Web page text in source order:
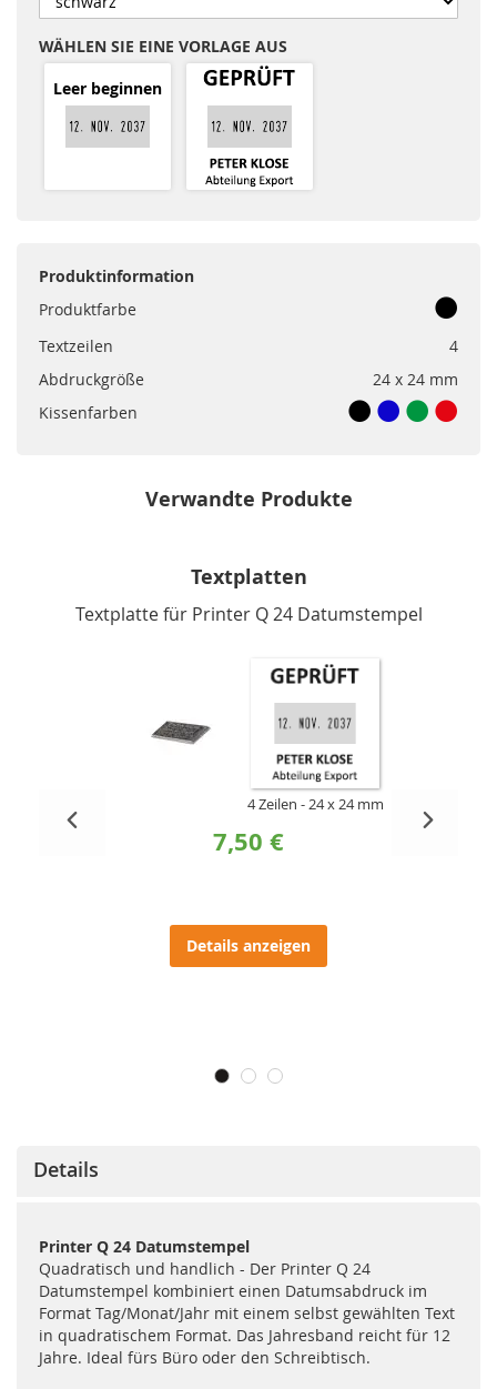
WÄHLEN SIE EINE VORLAGE AUS
Leer beginnen
Produktinformation
Produktfarbe
Textzeilen
4
Abdruckgröße
24 x 24 mm
Kissenfarben
Verwandte Produkte
Textplatten
Textplatte für Printer Q 24 Datumstempel
4 Zeilen 24 x 24 mm
7,50 €
Details anzeigen
Details
Printer Q 24 Datumstempel
Quadratisch und handlich - Der Printer Q 24
Datumstempel kombiniert einen Datumsabdruck im
Format Tag/Monat/Jahr mit einem selbst gewählten Text
in quadratischem Format. Das Jahresband reicht für 12
Jahre. Ideal fürs Büro oder den Schreibtisch.